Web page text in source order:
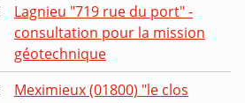
Lagnieu "719 rue du port" -
consultation pour la mission
géotechnique
Meximieux (01800) "le clos